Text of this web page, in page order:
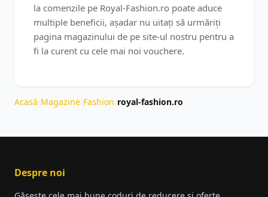
la comenzile pe Royal-Fashion.ro poate aduce
multiple beneficii, așadar nu uitați să urmăriți
pagina magazinului de pe site-ul nostru pentru a
fi la curent cu cele mai noi vouchere.
Acasă Magazine Fashion royal-fashion.ro
Despre noi